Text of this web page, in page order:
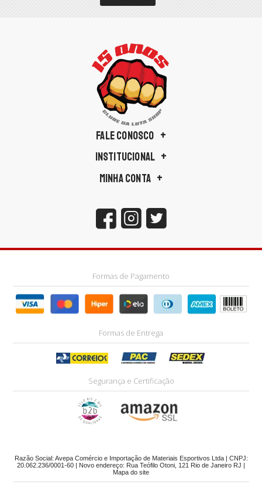
FALE CONOSCO
INSTITUCIONAL
MINHA CONTA
Formas de Pagamento
Formas de Entrega
Segurança e Certificação
Razão Social: Avepa Comércio e Importação de Materiais Esportivos Ltda | CNPJ:
20.062.236/0001-60 | Novo endereço: Rua Teófilo Otoni, 121 Rio de Janeiro RJ |
Mapa do site